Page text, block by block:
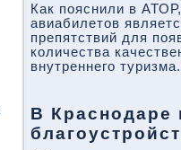
Как пояснили в
авиабилетов
препятствий для
количества
внутреннего туризма.
В Краснодаре